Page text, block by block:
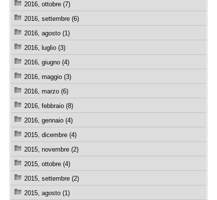
2016, ottobre (7)
2016, settembre (6)
2016, agosto (1)
2016, luglio (3)
2016, giugno (4)
2016, maggio (3)
2016, marzo (6)
2016, febbraio (8)
2016, gennaio (4)
2015, dicembre (4)
2015, novembre (2)
2015, ottobre (4)
2015, settembre (2)
2015, agosto (1)